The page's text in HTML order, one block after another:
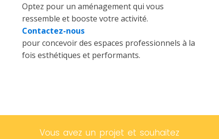
Optez pour un aménagement qui vous
ressemble et booste votre activité.
Contactez-nous
pour concevoir des espaces professionnels à la
fois esthétiques et performants.
Vous avez un projet et souhaitez